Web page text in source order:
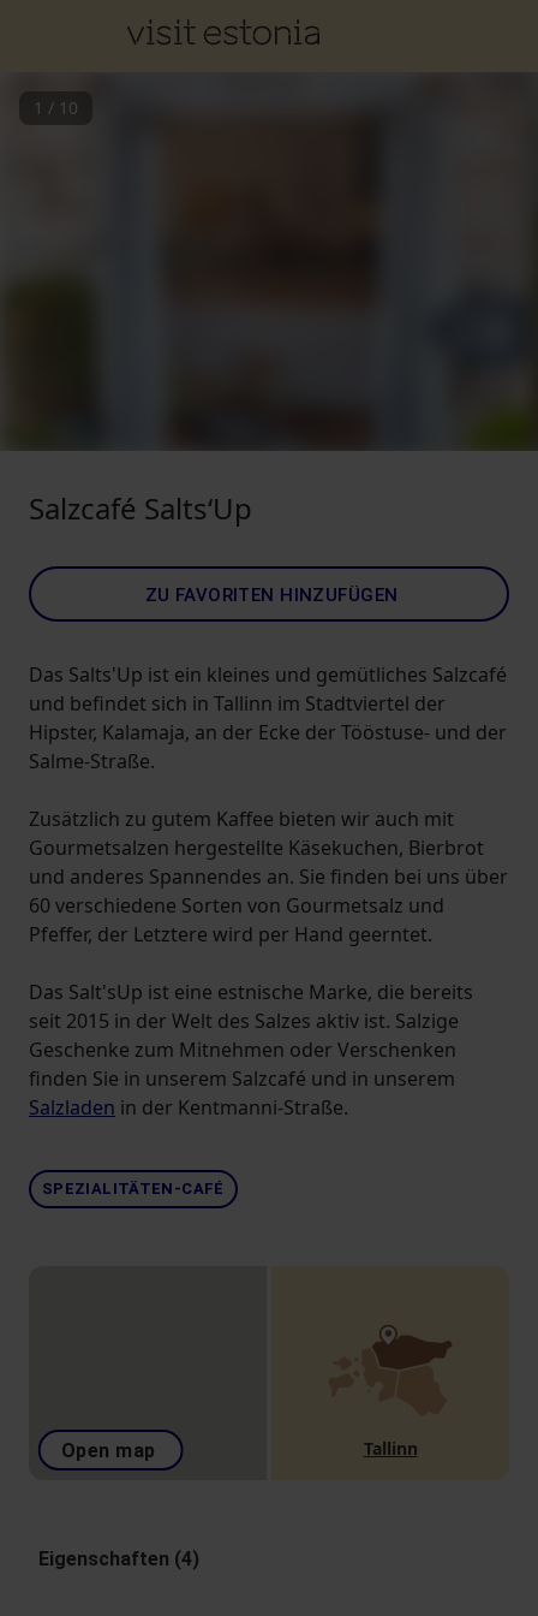
1 / 10
Salzcafé Salts‘Up
ZU FAVORITEN HINZUFÜGEN
Das Salts'Up ist ein kleines und gemütliches Salzcafé
und befindet sich in Tallinn im Stadtviertel der
Hipster, Kalamaja, an der Ecke der Tööstuse- und der
Salme-Straße.
Zusätzlich zu gutem Kaffee bieten wir auch mit
Gourmetsalzen hergestellte Käsekuchen, Bierbrot
und anderes Spannendes an. Sie finden bei uns über
60 verschiedene Sorten von Gourmetsalz und
Pfeffer, der Letztere wird per Hand geerntet.
Das Salt'sUp ist eine estnische Marke, die bereits
seit 2015 in der Welt des Salzes aktiv ist. Salzige
Geschenke zum Mitnehmen oder Verschenken
finden Sie in unserem Salzcafé und in unserem
Salzladen in der Kentmanni-Straße.
SPEZIALITÄTEN-CAFÉ
Open map Tallinn
Eigenschaften (4)